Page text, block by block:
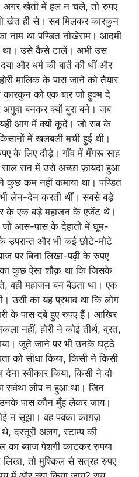
अगर खेती में हल न चले, तो रुपए
खेत ही से। सब मिलकर कारकुन
नाम था पण्डित नोखेराम। आदमी
था। उसे कैसे टालें। अभी उस
और धर्म की बातें की थीं और
मालिक के पास जाने को तैयार
को एक बार जो हुक्म दे
बनकर क्यों बुरा बने। जब
आग में क्यों कूदे। जो सब के
में खलबली मची हुई थी।
के लिए दौड़े। गाँव में मँगरू साह
सन में उसे अच्छा फ़ायदा हुआ
कम नहीं कमाया था। पण्डित
लेन-देन करती थीं। सबसे बड़े
के एक बड़े महाजन के एजेंट थे।
आस-पास के देहातों में घूम-
और भी कई छोटे-मोटे
पर बिना लिखा-पढ़ी के रुपए
कुछ ऐसा शौक़ था कि जिसके
वही महाजन बन बैठता था। एक
उसी का यह प्रभाव था कि लोग
के पास दबे हुए रुपए हैं। आख़िर
नहीं, होरी ने कोई तीर्थ, व्रत,
जूते जाने पर भी उनके घट्ठे
को सीधा किया, किसी ने किसी
स्वीकार किया, किसी ने दो
सर्वथा लोप न हुआ था। जिन
पास कौन मुँह लेकर जाय।
न सूझा। वह पक्का काग़ज़
दस्तूरी अलग, स्टाम्प की
ब्याज पेशगी काटकर रुपया
तो मुश्किल से सत्रह रुपए